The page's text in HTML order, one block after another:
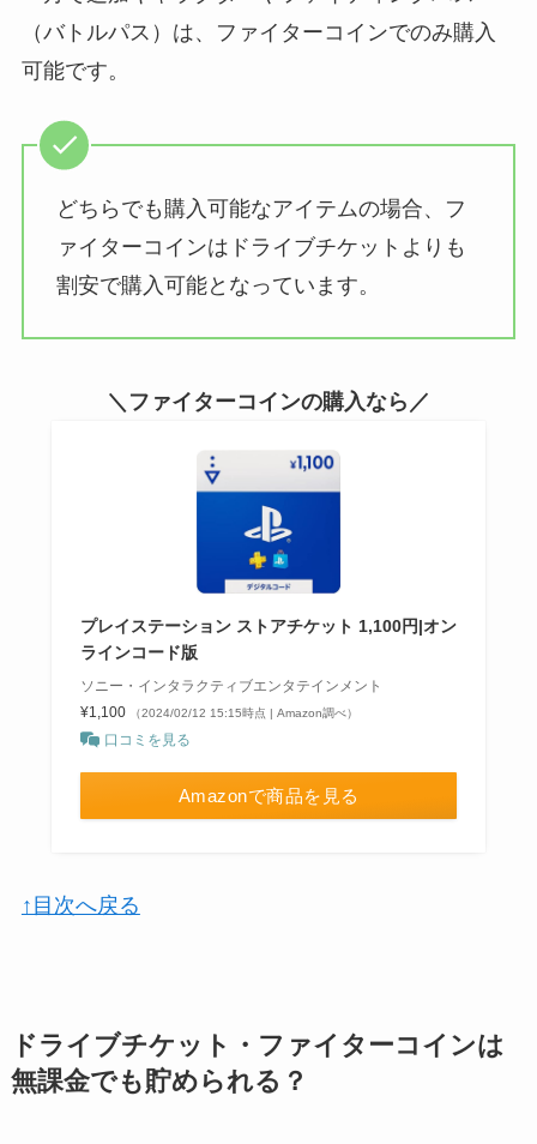
（バトルパス）は、ファイターコインでのみ購入
可能です。
どちらでも購入可能なアイテムの場合、フ
ァイターコインはドライブチケットよりも
割安で購入可能となっています。
＼ファイターコインの購入なら／
プレイステーション ストアチケット 1,100円|オン
ラインコード版
ソニー・インタラクティブエンタテインメント
¥1,100
（2024/02/12 15:15時点 | Amazon調べ）
口コミを見る
Amazonで商品を見る
↑目次へ戻る
ドライブチケット・ファイターコインは
無課金でも貯められる？